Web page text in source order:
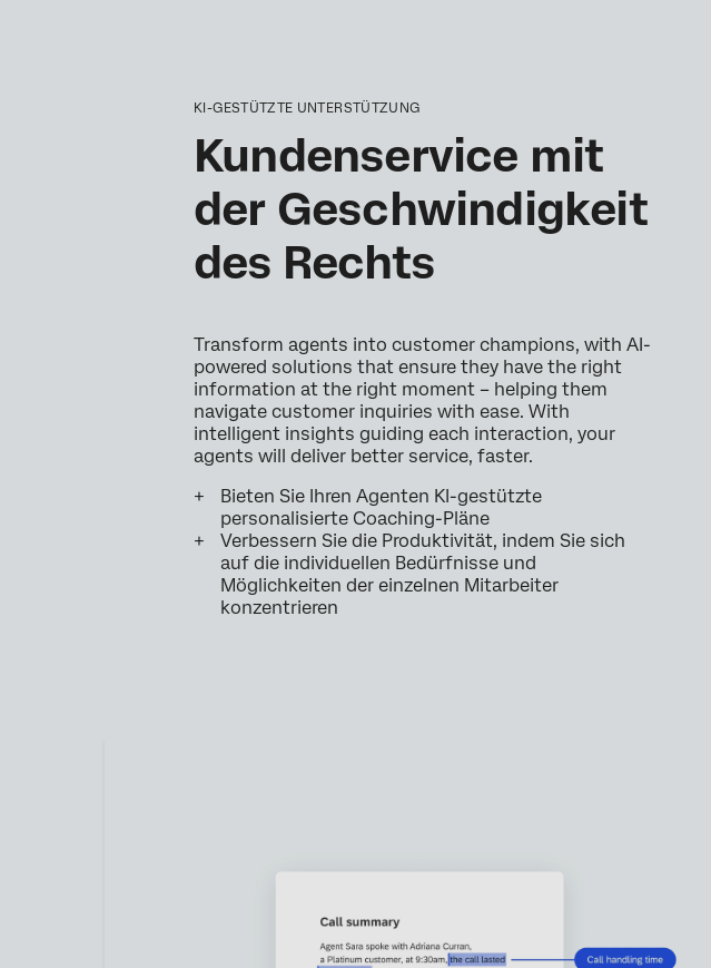
KI-GESTÜTZTE UNTERSTÜTZUNG
Kundenservice mit
der Geschwindigkeit
des Rechts
Transform agents into customer champions, with AI-
powered solutions that ensure they have the right
information at the right moment – helping them
navigate customer inquiries with ease. With
intelligent insights guiding each interaction, your
agents will deliver better service, faster.
Bieten Sie Ihren Agenten KI-gestützte
personalisierte Coaching-Pläne
Verbessern Sie die Produktivität, indem Sie sich
auf die individuellen Bedürfnisse und
Möglichkeiten der einzelnen Mitarbeiter
konzentrieren